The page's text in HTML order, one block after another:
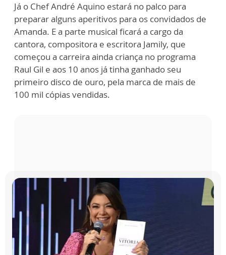
Já o Chef André Aquino estará no palco para
preparar alguns aperitivos para os convidados de
Amanda. E a parte musical ficará a cargo da
cantora, compositora e escritora Jamily, que
começou a carreira ainda criança no programa
Raul Gil e aos 10 anos já tinha ganhado seu
primeiro disco de ouro, pela marca de mais de
100 mil cópias vendidas.